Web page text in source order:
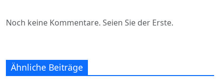
Noch keine Kommentare. Seien Sie der Erste.
Ähnliche Beiträge